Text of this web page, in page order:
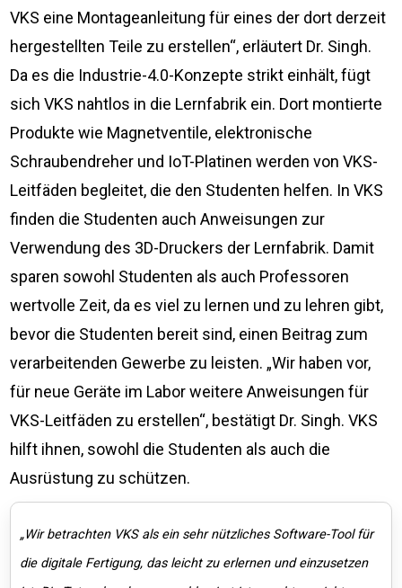
VKS eine Montageanleitung für eines der dort derzeit
hergestellten Teile zu erstellen“, erläutert Dr. Singh.
Da es die Industrie-4.0-Konzepte strikt einhält, fügt
sich VKS nahtlos in die Lernfabrik ein. Dort montierte
Produkte wie Magnetventile, elektronische
Schraubendreher und IoT-Platinen werden von VKS-
Leitfäden begleitet, die den Studenten helfen. In VKS
finden die Studenten auch Anweisungen zur
Verwendung des 3D-Druckers der Lernfabrik. Damit
sparen sowohl Studenten als auch Professoren
wertvolle Zeit, da es viel zu lernen und zu lehren gibt,
bevor die Studenten bereit sind, einen Beitrag zum
verarbeitenden Gewerbe zu leisten. „Wir haben vor,
für neue Geräte im Labor weitere Anweisungen für
VKS-Leitfäden zu erstellen“, bestätigt Dr. Singh. VKS
hilft ihnen, sowohl die Studenten als auch die
Ausrüstung zu schützen.
„Wir betrachten VKS als ein sehr nützliches Software-Tool für
die digitale Fertigung, das leicht zu erlernen und einzusetzen